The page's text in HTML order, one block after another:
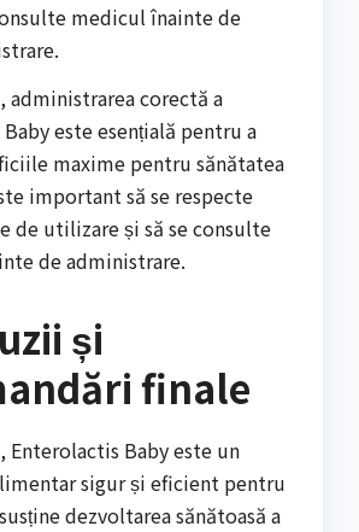
medicul înainte de
administrarea corectă a
este esențială pentru a
maxime pentru sănătatea
important să se respecte
de utilizare și să se consulte
de administrare.
și
finale
Enterolactis Baby este un
sigur și eficient pentru
dezvoltarea sănătoasă a